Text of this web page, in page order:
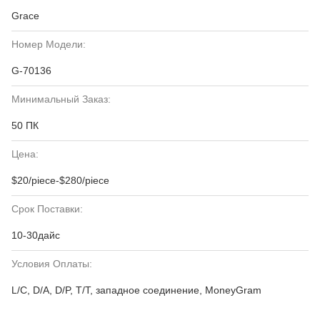
Grace
Номер Модели:
G-70136
Минимальный Заказ:
50 ПК
Цена:
$20/piece-$280/piece
Срок Поставки:
10-30дайс
Условия Оплаты:
L/C, D/A, D/P, T/T, западное соединение, MoneyGram